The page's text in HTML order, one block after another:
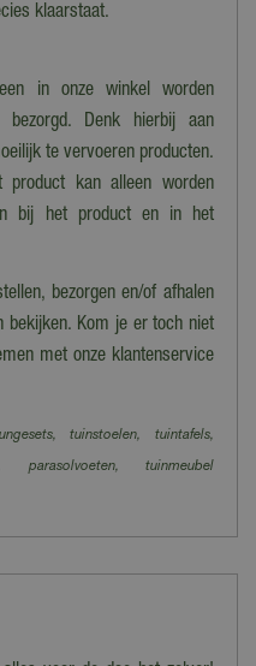
klaarstaat.
in onze winkel worden
Denk hierbij aan
te vervoeren producten.
kan alleen worden
bij het product en in het
bezorgen en/of afhalen
bekijken. Kom je er toch niet
met onze klantenservice
tuinstoelen, tuintafels,
parasolvoeten, tuinmeubel